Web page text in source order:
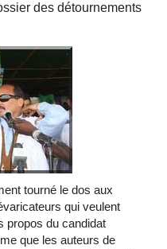
des détournements
tourné le dos aux
qui veulent
propos du candidat
que les auteurs de